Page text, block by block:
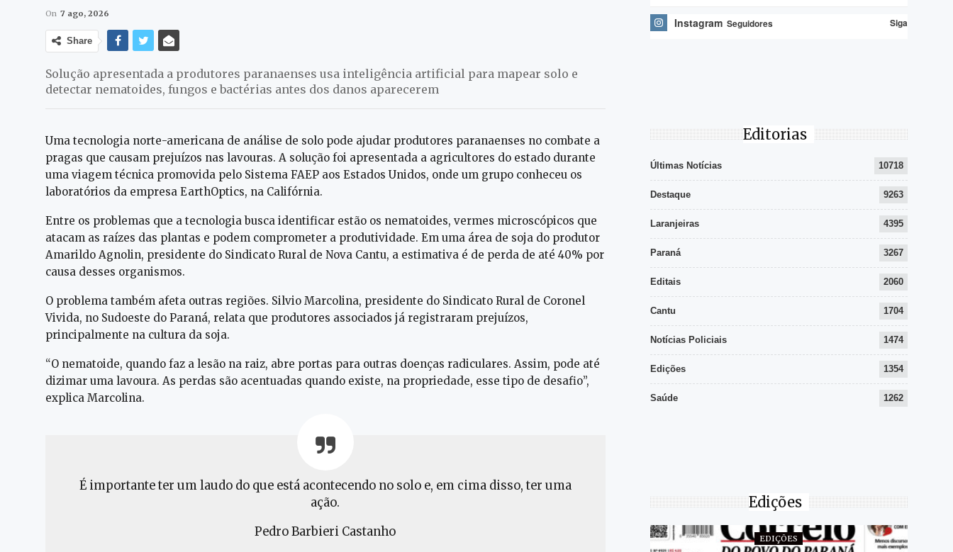
On 7 ago, 2026
Share
Solução apresentada a produtores paranaenses usa inteligência artificial para mapear solo e
detectar nematoides, fungos e bactérias antes dos danos aparecerem
Uma tecnologia norte-americana de análise de solo pode ajudar produtores paranaenses no combate a
pragas que causam prejuízos nas lavouras. A solução foi apresentada a agricultores do estado durante
uma viagem técnica promovida pelo Sistema FAEP aos Estados Unidos, onde um grupo conheceu os
laboratórios da empresa EarthOptics, na Califórnia.
Entre os problemas que a tecnologia busca identificar estão os nematoides, vermes microscópicos que
atacam as raízes das plantas e podem comprometer a produtividade. Em uma área de soja do produtor
Amarildo Agnolin, presidente do Sindicato Rural de Nova Cantu, a estimativa é de perda de até 40% por
causa desses organismos.
O problema também afeta outras regiões. Silvio Marcolina, presidente do Sindicato Rural de Coronel
Vivida, no Sudoeste do Paraná, relata que produtores associados já registraram prejuízos,
principalmente na cultura da soja.
“O nematoide, quando faz a lesão na raiz, abre portas para outras doenças radiculares. Assim, pode até
dizimar uma lavoura. As perdas são acentuadas quando existe, na propriedade, esse tipo de desafio”,
explica Marcolina.
É importante ter um laudo do que está acontecendo no solo e, em cima disso, ter uma
ação.
Pedro Barbieri Castanho
Instagram Seguidores Siga
Editorias
Últimas Notícias 10718
Destaque 9263
Laranjeiras 4395
Paraná 3267
Editais 2060
Cantu 1704
Notícias Policiais 1474
Edições 1354
Saúde 1262
Edições
EDIÇÕES